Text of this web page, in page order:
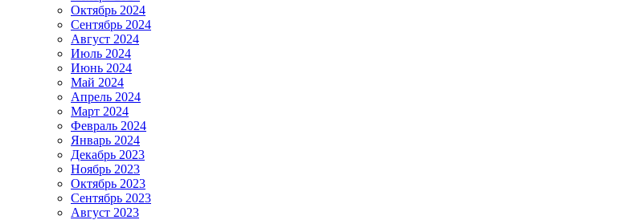
Октябрь 2024
Сентябрь 2024
Август 2024
Июль 2024
Июнь 2024
Май 2024
Апрель 2024
Март 2024
Февраль 2024
Январь 2024
Декабрь 2023
Ноябрь 2023
Октябрь 2023
Сентябрь 2023
Август 2023